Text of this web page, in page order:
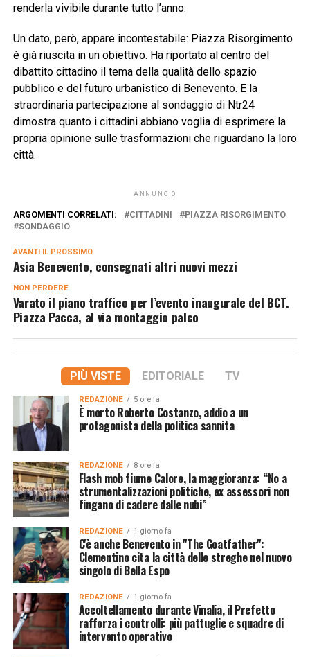
renderla vivibile durante tutto l’anno.
Un dato, però, appare incontestabile: Piazza Risorgimento
è già riuscita in un obiettivo. Ha riportato al centro del
dibattito cittadino il tema della qualità dello spazio
pubblico e del futuro urbanistico di Benevento. E la
straordinaria partecipazione al sondaggio di Ntr24
dimostra quanto i cittadini abbiano voglia di esprimere la
propria opinione sulle trasformazioni che riguardano la loro
città.
ANNUNCIO
ARGOMENTI CORRELATI: CITTADINI
PIAZZA RISORGIMENTO
SONDAGGIO
AVANTI IL ​​PROSSIMO
Asia Benevento, consegnati altri nuovi mezzi
NON PERDERE
Varato il piano traffico per l’evento inaugurale del BCT.
Piazza Pacca, al via montaggio palco
PIÙ VISTE EDITORIALE TV
REDAZIONE 5 ore fa
È morto Roberto Costanzo, addio a un
protagonista della politica sannita
REDAZIONE 8 ore fa
Flash mob fiume Calore, la maggioranza: “No a
strumentalizzazioni politiche, ex assessori non
fingano di cadere dalle nubi”
REDAZIONE 1 giorno fa
C'è anche Benevento in "The Goatfather":
Clementino cita la città delle streghe nel nuovo
singolo di Bella Espo
REDAZIONE 1 giorno fa
Accoltellamento durante Vinalia, il Prefetto
rafforza i controlli: più pattuglie e squadre di
intervento operativo